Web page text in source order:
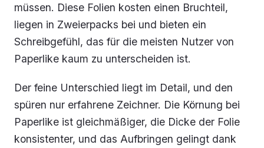
müssen. Diese Folien kosten einen Bruchteil,
liegen in Zweierpacks bei und bieten ein
Schreibgefühl, das für die meisten Nutzer von
Paperlike kaum zu unterscheiden ist.
Der feine Unterschied liegt im Detail, und den
spüren nur erfahrene Zeichner. Die Körnung bei
Paperlike ist gleichmäßiger, die Dicke der Folie
konsistenter, und das Aufbringen gelingt dank